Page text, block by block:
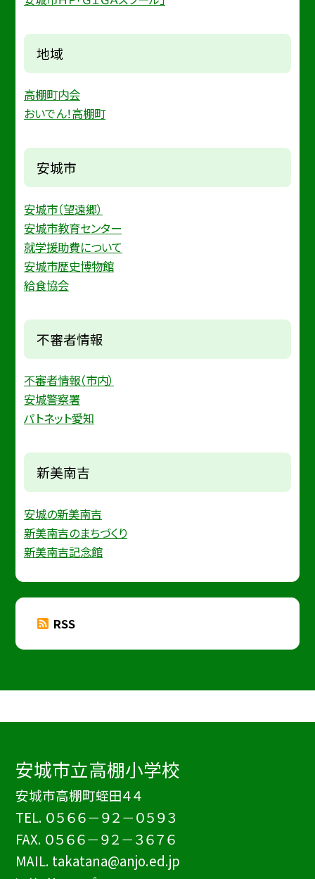
地域
高棚町内会
おいでん！高棚町
安城市
安城市（望遠郷）
安城市教育センター
就学援助費について
安城市歴史博物館
給食協会
不審者情報
不審者情報（市内）
安城警察署
パトネット愛知
新美南吉
安城の新美南吉
新美南吉のまちづくり
新美南吉記念館
RSS
安城市立高棚小学校
安城市高棚町蛭田４４
TEL. ０５６６－９２－０５９３
FAX. ０５６６－９２－３６７６
MAIL. takatana@anjo.ed.jp